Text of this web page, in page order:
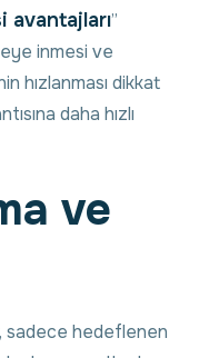
avantajları”
inmesi ve
hızlanması dikkat
daha hızlı
ve
sadece hedeflenen